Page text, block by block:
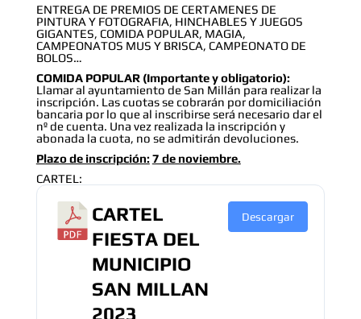
ENTREGA DE PREMIOS DE CERTAMENES DE
PINTURA Y FOTOGRAFIA, HINCHABLES Y JUEGOS
GIGANTES, COMIDA POPULAR, MAGIA,
CAMPEONATOS MUS Y BRISCA, CAMPEONATO DE
BOLOS…
COMIDA POPULAR (Importante y obligatorio):
Llamar al ayuntamiento de San Millán para realizar la
inscripción. Las cuotas se cobrarán por domiciliación
bancaria por lo que al inscribirse será necesario dar el
nº de cuenta. Una vez realizada la inscripción y
abonada la cuota, no se admitirán devoluciones.
Plazo de inscripción:7 de noviembre.
CARTEL:
CARTEL
FIESTA DEL
MUNICIPIO
SAN MILLAN
2023
Descargar